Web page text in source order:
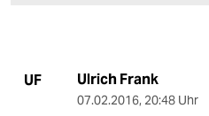
UF Ulrich Frank
07.02.2016, 20:48 Uhr